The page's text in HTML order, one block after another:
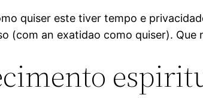
quiser este tiver tempo e
(com an exatidao como quiser).